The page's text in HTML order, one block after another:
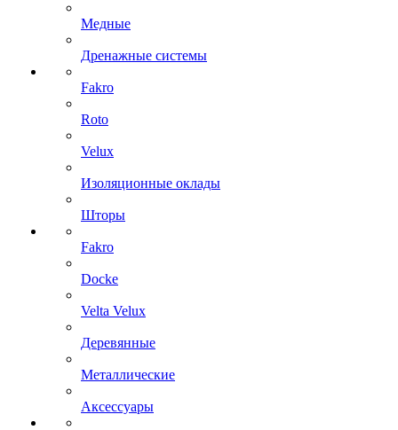
Медные
Дренажные системы
Fakro
Roto
Velux
Изоляционные оклады
Шторы
Fakro
Docke
Velta Velux
Деревянные
Металлические
Аксессуары